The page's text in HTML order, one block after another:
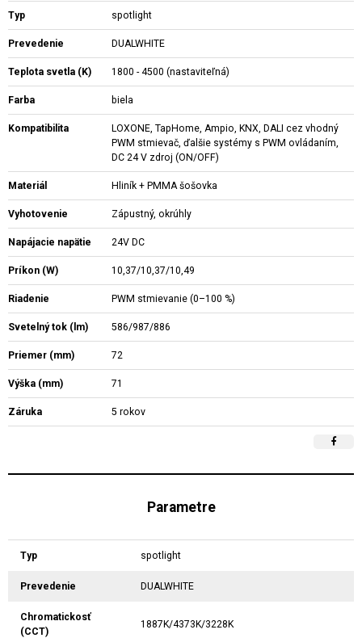
Typ spotlight
Prevedenie DUALWHITE
Teplota svetla (K) 1800 - 4500 (nastaviteľná)
Farba biela
Kompatibilita
LOXONE, TapHome, Ampio, KNX, DALI cez vhodný
PWM stmievač, ďalšie systémy s PWM ovládaním,
DC 24 V zdroj (ON/OFF)
Materiál Hliník + PMMA šošovka
Vyhotovenie Zápustný, okrúhly
Napájacie napätie 24V DC
Príkon (W) 10,37/10,37/10,49
Riadenie PWM stmievanie (0–100 %)
Svetelný tok (lm) 586/987/886
Priemer (mm) 72
Výška (mm) 71
Záruka 5 rokov
Parametre
Typ spotlight
Prevedenie DUALWHITE
Chromatickosť
(CCT)
1887K/4373K/3228K